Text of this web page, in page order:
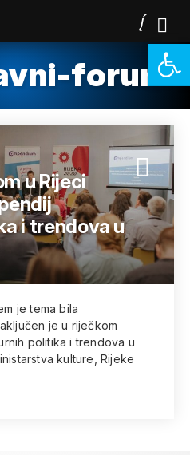
forum
u Rijeci
i trendova u
je tema bila
je u riječkom
politika i trendova u
kulture, Rijeke